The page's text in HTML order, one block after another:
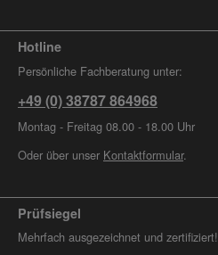
Hotline
Persönliche Fachberatung unter:
+49 (0) 38787 864968
Montag - Freitag 08.00 - 18.00 Uhr
Oder über unser Kontaktformular.
Prüfsiegel
Mehrfach ausgezeichnet und zertifiziert!